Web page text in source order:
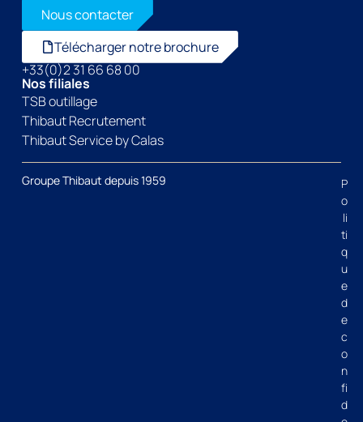
Nous contacter
Télécharger notre brochure
+33(0)2 31 66 68 00
Nos filiales
TSB outillage
Thibaut Recrutement
Thibaut Service by Calas
Groupe Thibaut depuis 1959
P
o
li
ti
q
u
e
d
e
c
o
n
fi
d